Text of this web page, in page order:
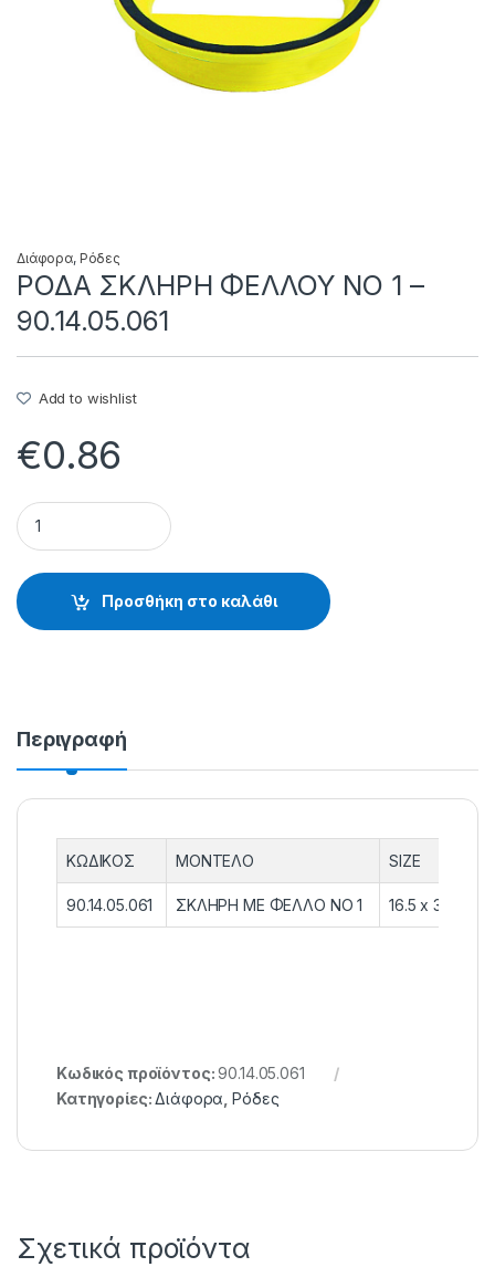
Διάφορα, Ρόδες
ΡΟΔΑ ΣΚΛΗΡΗ ΦΕΛΛΟΥ NO 1 –
90.14.05.061
Add to wishlist
€0.86
ΡΟΔΑ ΣΚΛΗΡΗ ΦΕΛΛΟΥ NO 1 - 90.14.05.061 quantity
Προσθήκη στο καλάθι
Περιγραφή
ΚΩΔΙΚΟΣ ΜΟΝΤΕΛΟ SIZE
90.14.05.061 ΣKΛHPH ME ΦEΛΛO NO 1 16.5 x 3.5cm
Κωδικός προϊόντος:90.14.05.061
Κατηγορίες:Διάφορα ,Ρόδες
Σχετικά προϊόντα